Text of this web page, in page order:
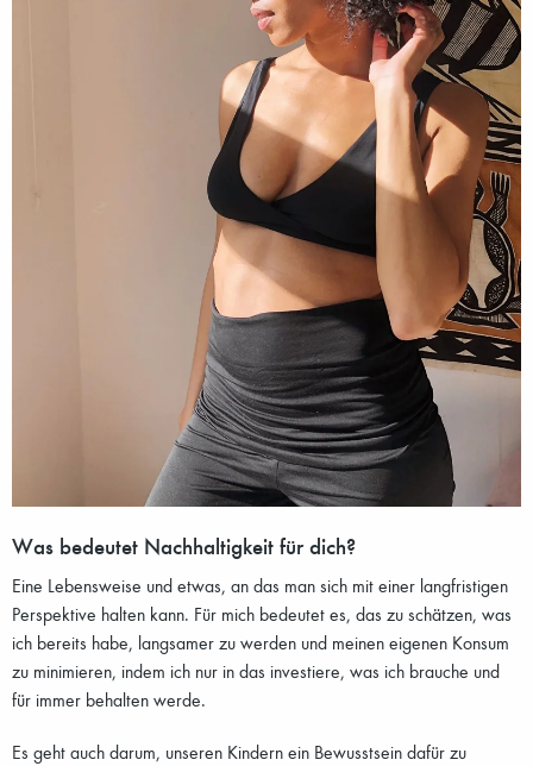
Was bedeutet Nachhaltigkeit für dich?
Eine Lebensweise und etwas, an das man sich mit einer langfristigen
Perspektive halten kann. Für mich bedeutet es, das zu schätzen, was
ich bereits habe, langsamer zu werden und meinen eigenen Konsum
zu minimieren, indem ich nur in das investiere, was ich brauche und
für immer behalten werde.
Es geht auch darum, unseren Kindern ein Bewusstsein dafür zu